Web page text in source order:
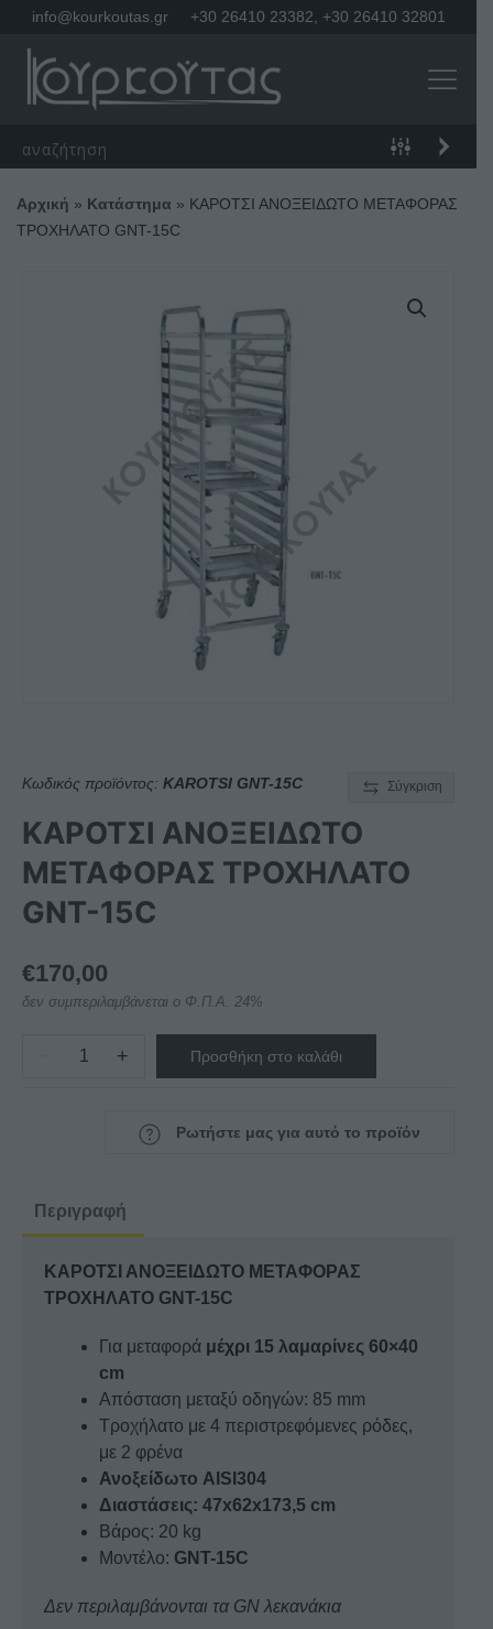
info@kourkoutas.gr +30 26410 23382 +30 26410 32801
Αρχική » Κατάστημα » ΚΑΡΟΤΣΙ ΑΝΟΞΕΙΔΩΤΟ ΜΕΤΑΦΟΡΑΣ
ΤΡΟΧΗΛΑΤΟ GNT-15C
Κωδικός προϊόντος: KAROTSI GNT-15C Σύγκριση
ΚΑΡΟΤΣΙ ΑΝΟΞΕΙΔΩΤΟ
ΜΕΤΑΦΟΡΑΣ ΤΡΟΧΗΛΑΤΟ
GNT-15C
€170,00
δεν συμπεριλαμβάνεται ο Φ.Π.Α. 24%
ΚΑΡΟΤΣΙ
15C
ποσότητα
+ Προσθήκη στο καλάθι
Ρωτήστε μας για αυτό το προϊόν
Περιγραφή
ΚΑΡΟΤΣΙ ΑΝΟΞΕΙΔΩΤΟ ΜΕΤΑΦΟΡΑΣ
ΤΡΟΧΗΛΑΤΟ GNT-15C
Για μεταφορά μέχρι 15 λαμαρίνες 60×40
cm
Απόσταση μεταξύ οδηγών: 85 mm
Τροχήλατο με 4 περιστρεφόμενες ρόδες,
με 2 φρένα
Ανοξείδωτο AISI304
Διαστάσεις: 47x62x173,5 cm
Βάρος: 20 kg
Μοντέλο: GNT-15C
Δεν περιλαμβάνονται τα GN λεκανάκια